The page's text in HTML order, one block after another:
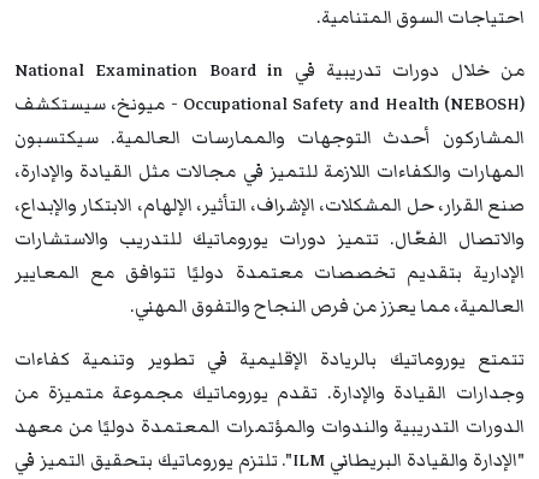
احتياجات السوق المتنامية.
من خلال دورات تدريبية في National Examination Board in
Occupational Safety and Health (NEBOSH) - ميونخ، سيستكشف
المشاركون أحدث التوجهات والممارسات العالمية. سيكتسبون
المهارات والكفاءات اللازمة للتميز في مجالات مثل القيادة والإدارة،
صنع القرار، حل المشكلات، الإشراف، التأثير، الإلهام، الابتكار والإبداع،
والاتصال الفعّال. تتميز دورات يوروماتيك للتدريب والاستشارات
الإدارية بتقديم تخصصات معتمدة دوليًا تتوافق مع المعايير
العالمية، مما يعزز من فرص النجاح والتفوق المهني.
تتمتع يوروماتيك بالريادة الإقليمية في تطوير وتنمية كفاءات
وجدارات القيادة والإدارة. تقدم يوروماتيك مجموعة متميزة من
الدورات التدريبية والندوات والمؤتمرات المعتمدة دوليًا من معهد
"الإدارة والقيادة البريطاني ILM". تلتزم يوروماتيك بتحقيق التميز في